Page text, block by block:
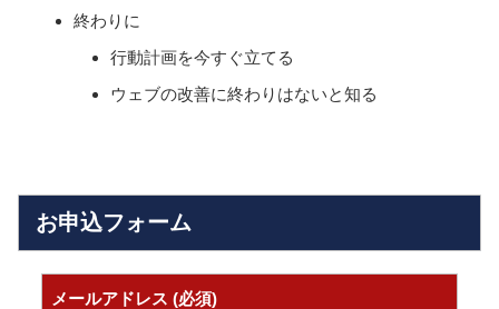
終わりに
行動計画を今すぐ立てる
ウェブの改善に終わりはないと知る
お申込フォーム
メールアドレス (必須)